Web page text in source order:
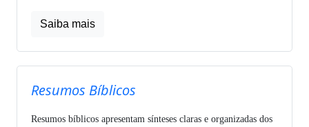
Saiba mais
Resumos Bíblicos
Resumos bíblicos apresentam sínteses claras e organizadas dos